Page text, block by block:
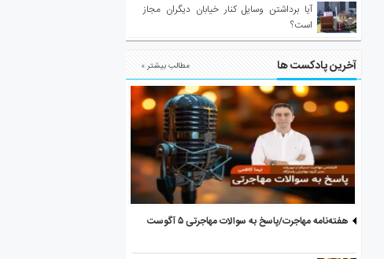
آیا برداشتن وسایل کنار خیابان دیگران مجاز
است؟
آخرین پادکست ها مطالب بیشتر »
هفته‌نامه مهاجرت/پاسخ به سوالات مهاجرتی ۵ آگوست